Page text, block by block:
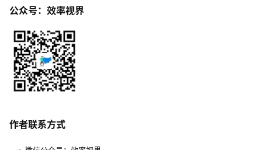
公众号：效率视界
作者联系方式